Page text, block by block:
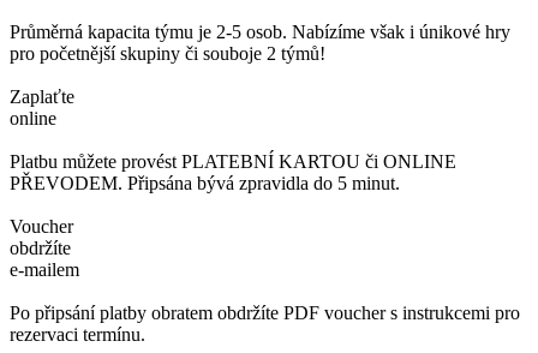
Průměrná kapacita týmu je 2-5 osob. Nabízíme však i únikové hry
pro početnější skupiny či souboje 2 týmů!
Zaplaťte
online
Platbu můžete provést PLATEBNÍ KARTOU či ONLINE
PŘEVODEM. Připsána bývá zpravidla do 5 minut.
Voucher
obdržíte
e-mailem
Po připsání platby obratem obdržíte PDF voucher s instrukcemi pro
rezervaci termínu.